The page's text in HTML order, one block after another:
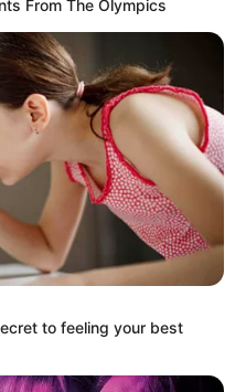
From The Olympics
to feeling your best